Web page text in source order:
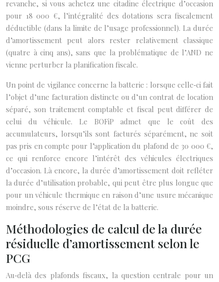
revanche, si vous achetez une citadine électrique d’occasion
pour 18 000 €, l’intégralité des dotations sera fiscalement
déductible (dans la limite de l’usage professionnel). La durée
d’amortissement peut alors rester relativement classique
(quatre à cinq ans), sans que la problématique de l’AND ne
vienne perturber la planification fiscale.
Un point de vigilance concerne la batterie : lorsque celle‑ci fait
l’objet d’une facturation distincte ou d’un contrat de location
séparé, son traitement comptable et fiscal peut différer de
celui du véhicule. Le BOFiP admet que le coût des
accumulateurs, lorsqu’ils sont facturés séparément, ne soit
pas pris en compte pour l’application du plafond de 30 000 €,
ce qui renforce encore l’intérêt des véhicules électriques
d’occasion. Là encore, la durée d’amortissement doit refléter
la durée d’utilisation probable, qui peut être plus longue que
pour un véhicule thermique en raison d’une usure mécanique
moindre, sous réserve de l’état de la batterie.
Méthodologies de calcul de la durée
résiduelle d’amortissement selon le
PCG
Au‑delà des plafonds fiscaux, la question centrale pour un